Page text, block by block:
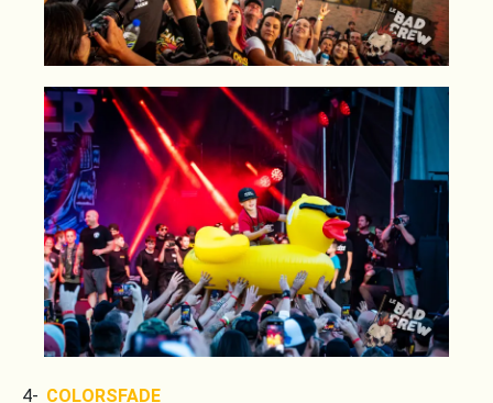
4- COLORSFADE